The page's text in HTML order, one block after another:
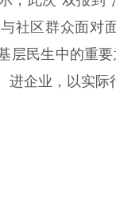
社区群众面对
层民生中的重
进企业，以实